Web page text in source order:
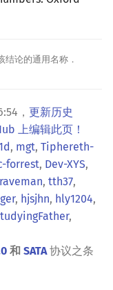
结论的通用名称．
， 更新历史
上编辑此页！
, mgt, Tiphereth-
forrest, Dev-XYS,
, tth37,
, hjsjhn, hly1204,
,
和 SATA协议之条